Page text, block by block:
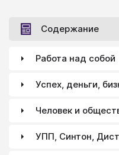
Содержание
Работа над собой
Успех, деньги,
Человек и
УПП, Синтон,